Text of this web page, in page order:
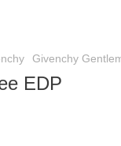
Givenchy
EDP